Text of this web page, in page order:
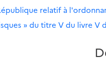
relatif à
» du titre V du livre V